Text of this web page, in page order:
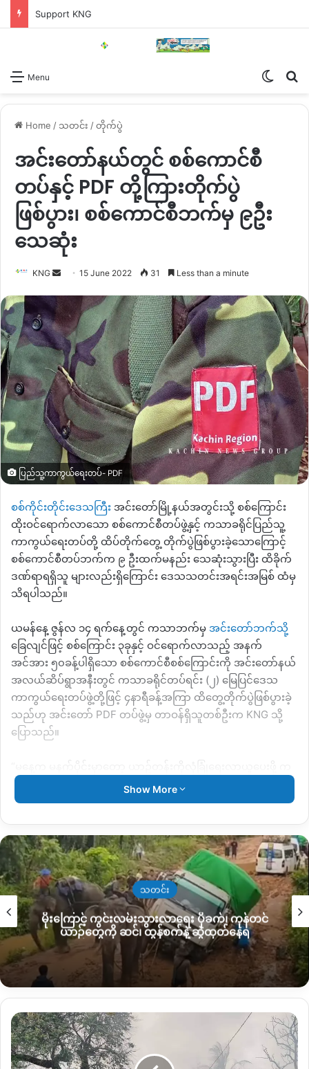
Support KNG
Menu
Home / သတင်း /တိုက်ပွဲ
အင်းတော်နယ်တွင် စစ်ကောင်စီ
တပ်နှင့် PDF တို့ကြားတိုက်ပွဲ
ဖြစ်ပွား၊ စစ်ကောင်စီဘက်မှ ၉ဦး
သေဆုံး
KNG
Send
email
15 June 2022 31 Less than a minute
ပြည်သူ့ကာကွယ်ရေးတပ်- PDF
စစ်ကိုင်းတိုင်းဒေသကြီ း အင်းတော်မြို့နယ်အတွင်းသို့ စစ်ကြောင်း
ထိုးဝင်ရောက်လာသော စစ်ကောင်စီတပ်ဖွဲ့နှင့် ကသာခရိုင်ပြည်သူ့
ကာကွယ်ရေးတပ်တို့ ထိပ်တိုက်တွေ့ တိုက်ပွဲဖြစ်ပွားခဲ့သောကြောင့်
စစ်ကောင်စီတပ်ဘက်က ၉ ဦးထက်မနည်း သေဆုံးသွားပြီး ထိခိုက်
ဒဏ်ရာရရှိသူ များလည်းရှိကြောင်း ဒေသသတင်းအရင်းအမြစ် ထံမှ
သိရပါသည်။
ယမန်နေ့ ဇွန်လ ၁၄ ရက်နေ့တွင် ကသာဘက်မှ အင်းတော်ဘက်သို့
ခြေလျင်ဖြင့် စစ်ကြောင်း ၃ခုနှင့် ဝင်ရောက်လာသည့် အနက်
အင်အား ၅၀ခန့်ပါရှိသော စစ်ကောင်စီစစ်ကြောင်းကို အင်းတော်နယ်
အလယ်ဆိပ်ရွာအနီးတွင် ကသာခရိုင်တပ်ရင်း (၂) မြေပြင်ဒေသ
ကာကွယ်ရေးတပ်ဖွဲ့တို့ဖြင့် ၄နာရီခန့်အကြာ ထိတွေ့တိုက်ပွဲဖြစ်ပွားခဲ့
သည်ဟု အင်းတော် PDF တပ်ဖွဲ့မှ တာဝန်ရှိသူတစ်ဦးက KNG သို့
ပြောသည်။
သာဘက်ကလာပြီး ရွာထဲထိဝင်လာတယ်။ မြေပြင်ကနေသတင်းပေး
လာတော့ ကျနော်တို့အဖွဲ့က သွားတိုက်ဖို့သွားတာထိတွေ့တိုက်ပွဲဖြစ်
ကျနော်တို့​ရဲ့မျက်မြင်ကတော့ ၉ ယောက်လောက်ကျတယ်။ ထိခိုက်
ဒဏ်ရာရတဲ့ သူတွေလည်းရှိတယ်။ အဲ့ဒီဒဏ်ရာရခဲ့တဲ့ သူတွေထဲက
လည်း ထပ်သေတယ်လို့ကြားပါတယ်”ဟုပြောပါသည်။
အဆိုပါ စစ်ကြောင်း ၃ခုဖြင့် အင်းတော်ဘက်သို့ ဝင်ရောက်လာသော
စစ်ကြောင်းသည် ယနေ့ ဇွန်လ ၁၅ ရက်နေ့တွင်မိုးညှင်းမှကသာ
ဘက်သို့ ဆင်းသွားသည့် စစ်ကောင်စီ စစ်ကားအစီး ၃၀ ကျော်ပါသ
ည့် စစ်ယာဥ်တန်းကို လုံခြုံရေးပေးရန်တက်လာသည့် စစ်ကြောင်း
ဖြစ်‌ကြောင်း သိရသည်။
ကောင်စီတပ်သည် အင်းတော်နယ် အလယ်ဆိပ်ရွာအနီး တိုက်ခိုက်ခံ
လိုက်ရသည့်အတွက် စစ်တပ်ဘက်မှ ထပ်မံစစ်အင်အားဖြည့်တင်း
ကာ လက်နက်ကြီး၊ လက်နက်ငယ်များဖြင့်ပြန်လည်ပစ်ခတ်ခဲ့
Show More
သတင်း
မိုးကြောင့် ကွင်းလမ်းသွားလာရေး ပိုခက်၊ ကုန်တင်
ယာဉ်တွေကို ဆင်၊ ထွန်စက်နဲ့ ဆွဲထုတ်နေရ
ကြို့
ကန်
ရွာ
ကို